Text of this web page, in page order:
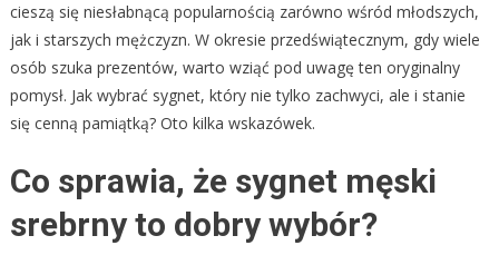
cieszą się niesłabnącą popularnością zarówno wśród młodszych,
jak i starszych mężczyzn. W okresie przedświątecznym, gdy wiele
osób szuka prezentów, warto wziąć pod uwagę ten oryginalny
pomysł. Jak wybrać sygnet, który nie tylko zachwyci, ale i stanie
się cenną pamiątką? Oto kilka wskazówek.
Co sprawia, że sygnet męski
srebrny to dobry wybór?